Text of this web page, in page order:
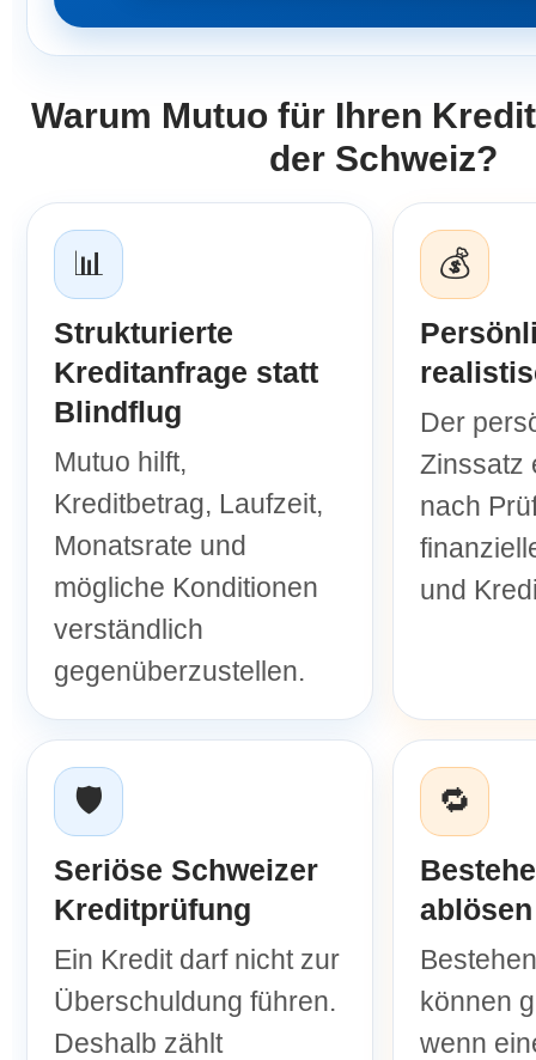
Warum Mutuo für Ihren
der Schweiz?
📊
Strukturierte
Kreditanfrage statt
Blindflug
Mutuo hilft,
Kreditbetrag, Laufzeit,
Monatsrate und
mögliche Konditionen
verständlich
gegenüberzustellen.
💰
Der
Zinssatz
nach
und
🛡️
Seriöse Schweizer
Kreditprüfung
Ein Kredit darf nicht zur
Überschuldung führen.
Deshalb zählt
🔁
können
wenn